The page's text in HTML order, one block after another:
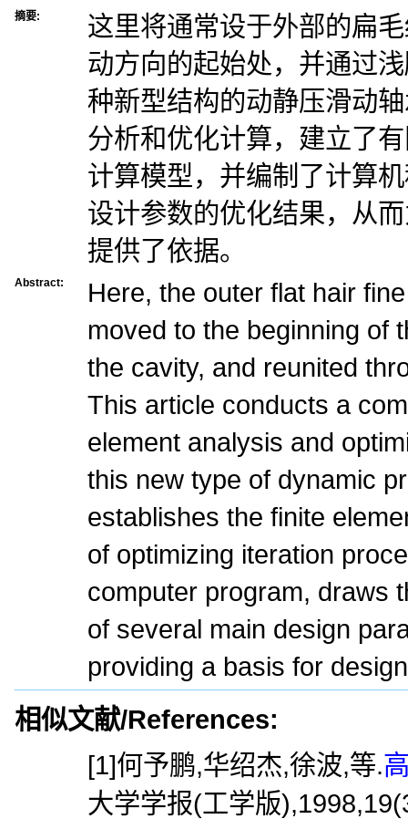
摘要:
这里将通常设于外部的扁
动方向的起始处，并通过
种新型结构的动静压滑动
分析和优化计算，建立了
计算模型，并编制了计算
设计参数的优化结果，从
提供了依据。
Abstract:
Here, the outer flat hair
moved to the beginning of
the cavity, and reunited
This article conducts a
element analysis and
this new type of dynamic
establishes the finite
of optimizing iteration
computer program, draws
of several main design
providing a basis for
相似文献/References:
[1]何予鹏,华绍杰,徐波,等.
大学学报(工学版